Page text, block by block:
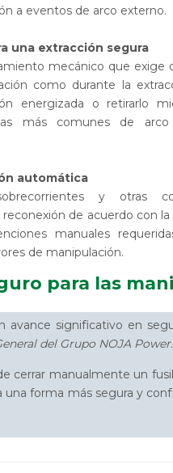
a eventos de arco externo.
una extracción segura
mecánico que
como durante la
energizada o retirarlo
más comunes de
automática
y otras
de acuerdo con
manuales
de manipulación.
para las
avance significativo en
del Grupo NOJA Power.
cerrar manualmente un
una forma más segura y